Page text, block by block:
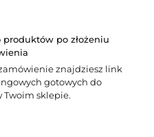
po złożeniu
znajdziesz link
gotowych do
Twoim sklepie.